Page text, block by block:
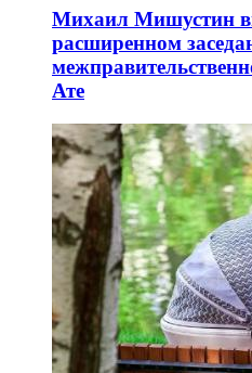
Михаил Мишустин
расширенном
Ате